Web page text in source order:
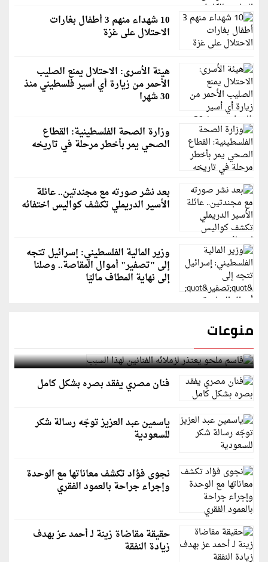
10 شهداء منهم 3 أطفال بغارات
الاحتلال على غزة
هيئة الأسرى: الاحتلال يمنع الصليب
الأحمر من زيارة أي أسير فلسطيني منذ
30 شهرا
وزارة الصحة الفلسطينية: القطاع
الصحي يمر بأخطر مرحلة في تاريخه
بعد نشر صورته مع مجندتين.. عائلة
الأسير الدريملي تكشف كواليس اختفائه
وزير المالية الفلسطيني: إسرائيل تتجه
إلى "تصفير" أموال المقاصة.. وصلنا
إلى نهاية المطاف ماليًا
منوعات
قاسم ملحو يعتذر لزملائه الفنانين لهذا السبب
فنان مصري يفقد بصره بشكل كامل
ياسمين عبد العزيز توجّه رسالة شكر
للسعودية
نجوى فؤاد تكشف معاناتها مع الوحدة
وإجراء جراحة بالعمود الفقري
حقيقة مقاضاة زينة لـ أحمد عز بهدف
زيادة النفقة